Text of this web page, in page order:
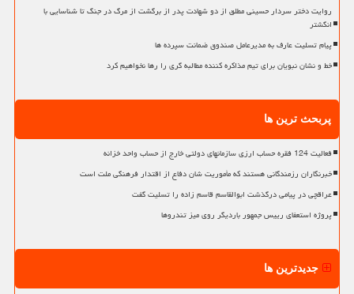
روایت دختر سردار حسینی مطلق از دو شهادت پدر از برگشت از مرگ در جنگ تا شناسایی با
انگشتر
پیام تسلیت عارف به مدیرعامل صندوق ضمانت سپرده ها
خط و نشان نبویان برای تیم مذاکره کننده مطالبه گری را رها نخواهیم کرد
پربحث ترین ها
فعالیت 124 فقره حساب ارزی سازمانهای دولتی خارج از حساب واحد خزانه
خبرنگاران رزمندگانی هستند که مأموریت شان دفاع از اقتدار فرهنگی ملت است
عراقچی در پیامی درگذشت ابوالقاسم قاسم زاده را تسلیت گفت
پروژه استعفای رییس جمهور باردیگر روی میز تندروها
جدیدترین ها